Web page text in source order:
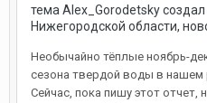
тема Alex_Gorodetsky создал
Нижегородской области,
Необычайно тёплые ноябрь-
сезона твердой воды в нашем
Сейчас, пока пишу этот отчет,